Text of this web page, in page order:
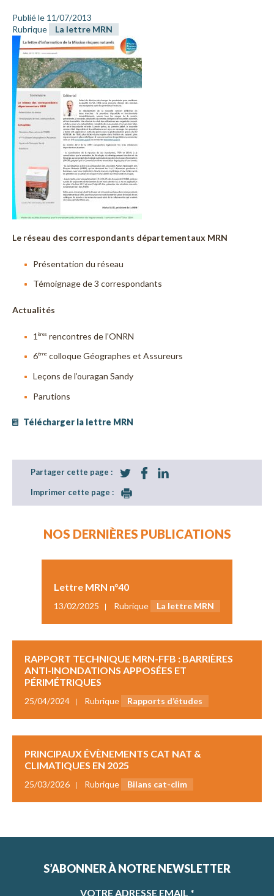
Publié le 11/07/2013
Rubrique
La lettre MRN
Le réseau des correspondants départementaux MRN
Présentation du réseau
Témoignage de 3 correspondants
Actualités
1 ères rencontres de l’ONRN
6ème colloque Géographes et Assureurs
Leçons de l’ouragan Sandy
Parutions
Télécharger la lettre MRN
Partager cette page :
Imprimer cette page :
NOS DERNIÈRES PUBLICATIONS
Lettre MRN n°40
13/02/2025 Rubrique La lettre MRN
RAPPORT TECHNIQUE MRN-FFB : BARRIÈRES
ANTI-INONDATIONS APPOSÉES ET
PÉRIMÉTRIQUES
25/04/2024 Rubrique Rapports d’études
PRINCIPAUX ÉVÈNEMENTS CAT NAT &
CLIMATIQUES EN 2025
25/03/2026 Rubrique Bilans cat-clim
S’ABONNER À NOTRE NEWSLETTER
VOTRE ADRESSE EMAIL *